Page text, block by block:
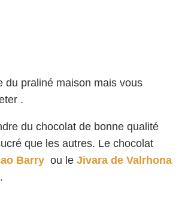
du praliné maison mais vous
.
du chocolat de bonne qualité
que les autres. Le chocolat
Barry ou le Jivara de Valrhona